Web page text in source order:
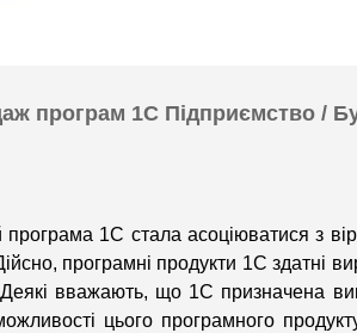
програм 1С Підприємство /
1С стала асоціюватися з
програмні продукти 1С здатні
вважають, що 1С призначена
цього програмного